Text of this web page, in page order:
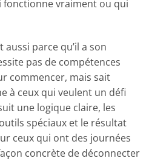
fonctionne vraiment ou qui
aussi parce qu’il a son
pas de compétences
commencer, mais sait
à ceux qui veulent un défi
une logique claire, les
spéciaux et le résultat
ceux qui ont des journées
concrète de déconnecter